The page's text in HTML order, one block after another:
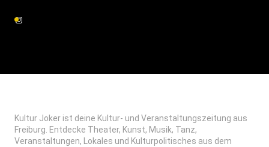
Kultur Joker ist deine Kultur- und Veranstaltungszeitung aus
Freiburg. Entdecke Theater, Kunst, Musik, Tanz,
Veranstaltungen, Lokales und Kulturpolitisches aus dem